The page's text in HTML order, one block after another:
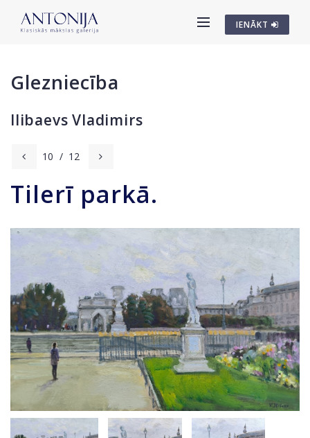
IENĀKT
Glezniecība
Ilibaevs Vladimirs
10 / 12
Tilerī parkā.